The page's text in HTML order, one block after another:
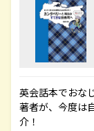
英会話本でおな
著者が、今度は
介！